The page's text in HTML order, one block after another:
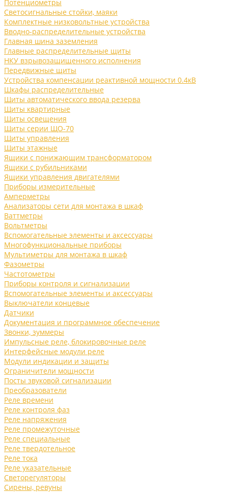
Потенциометры
Светосигнальные стойки, маяки
Комплектные низковольтные устройства
Вводно-распределительные устройства
Главная шина заземления
Главные распределительные щиты
НКУ взрывозащищенного исполнения
Передвижные щиты
Устройства компенсации реактивной мощности 0.4кВ
Шкафы распределительные
Щиты автоматического ввода резерва
Щиты квартирные
Щиты освещения
Щиты серии ЩО-70
Щиты управления
Щиты этажные
Ящики с понижающим трансформатором
Ящики с рубильниками
Ящики управления двигателями
Приборы измерительные
Амперметры
Анализаторы сети для монтажа в шкаф
Ваттметры
Вольтметры
Вспомогательные элементы и аксессуары
Многофункциональные приборы
Мультиметры для монтажа в шкаф
Фазометры
Частотометры
Приборы контроля и сигнализации
Вспомогательные элементы и аксессуары
Выключатели концевые
Датчики
Документация и программное обеспечение
Звонки, зуммеры
Импульсные реле, блокировочные реле
Интерфейсные модули реле
Модули индикации и защиты
Ограничители мощности
Посты звуковой сигнализации
Преобразователи
Реле времени
Реле контроля фаз
Реле напряжения
Реле промежуточные
Реле специальные
Реле твердотельное
Реле тока
Реле указательные
Светорегуляторы
Сирены, ревуны